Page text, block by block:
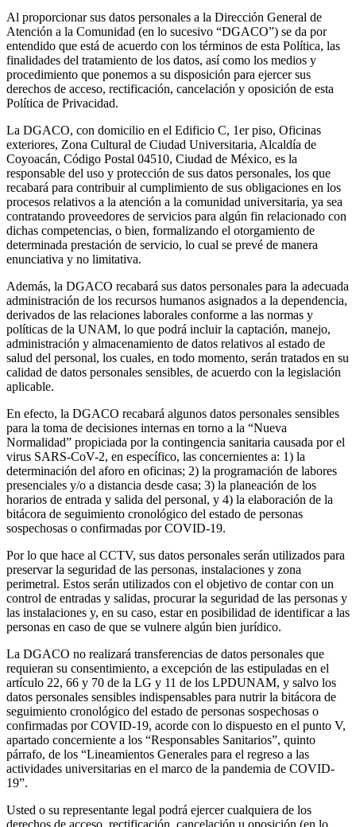
Al proporcionar sus datos personales a la Dirección General de
Atención a la Comunidad (en lo sucesivo “DGACO”) se da por
entendido que está de acuerdo con los términos de esta Política, las
finalidades del tratamiento de los datos, así como los medios y
procedimiento que ponemos a su disposición para ejercer sus
derechos de acceso, rectificación, cancelación y oposición de esta
Política de Privacidad.
La DGACO, con domicilio en el Edificio C, 1er piso, Oficinas
exteriores, Zona Cultural de Ciudad Universitaria, Alcaldía de
Coyoacán, Código Postal 04510, Ciudad de México, es la
responsable del uso y protección de sus datos personales, los que
recabará para contribuir al cumplimiento de sus obligaciones en los
procesos relativos a la atención a la comunidad universitaria, ya sea
contratando proveedores de servicios para algún fin relacionado con
dichas competencias, o bien, formalizando el otorgamiento de
determinada prestación de servicio, lo cual se prevé de manera
enunciativa y no limitativa.
Además, la DGACO recabará sus datos personales para la adecuada
administración de los recursos humanos asignados a la dependencia,
derivados de las relaciones laborales conforme a las normas y
políticas de la UNAM, lo que podrá incluir la captación, manejo,
administración y almacenamiento de datos relativos al estado de
salud del personal, los cuales, en todo momento, serán tratados en su
calidad de datos personales sensibles, de acuerdo con la legislación
aplicable.
En efecto, la DGACO recabará algunos datos personales sensibles
para la toma de decisiones internas en torno a la “Nueva
Normalidad” propiciada por la contingencia sanitaria causada por el
virus SARS-CoV-2, en específico, las concernientes a: 1) la
determinación del aforo en oficinas; 2) la programación de labores
presenciales y/o a distancia desde casa; 3) la planeación de los
horarios de entrada y salida del personal, y 4) la elaboración de la
bitácora de seguimiento cronológico del estado de personas
sospechosas o confirmadas por COVID-19.
Por lo que hace al CCTV, sus datos personales serán utilizados para
preservar la seguridad de las personas, instalaciones y zona
perimetral. Estos serán utilizados con el objetivo de contar con un
control de entradas y salidas, procurar la seguridad de las personas y
las instalaciones y, en su caso, estar en posibilidad de identificar a las
personas en caso de que se vulnere algún bien jurídico.
La DGACO no realizará transferencias de datos personales que
requieran su consentimiento, a excepción de las estipuladas en el
artículo 22, 66 y 70 de la LG y 11 de los LPDUNAM, y salvo los
datos personales sensibles indispensables para nutrir la bitácora de
seguimiento cronológico del estado de personas sospechosas o
confirmadas por COVID-19, acorde con lo dispuesto en el punto V,
apartado concerniente a los “Responsables Sanitarios”, quinto
párrafo, de los “Lineamientos Generales para el regreso a las
actividades universitarias en el marco de la pandemia de COVID-
19”.
Usted o su representante legal podrá ejercer cualquiera de los